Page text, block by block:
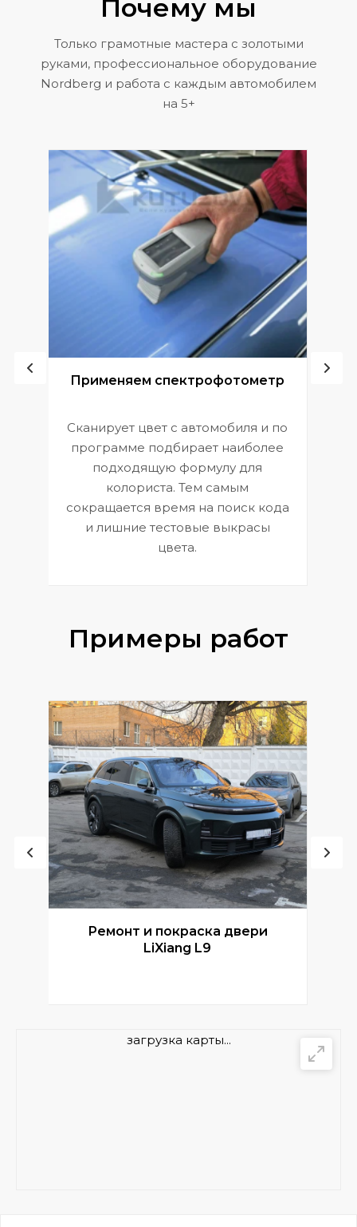
Почему мы
Только грамотные мастера с золотыми
руками, профессиональное оборудование
Nordberg и работа с каждым автомобилем
на 5+
Применяем спектрофотометр
Сканирует цвет с автомобиля и по
программе подбирает наиболее
подходящую формулу для
колориста. Тем самым
сокращается время на поиск кода
и лишние тестовые выкрасы
цвета.
Примеры работ
Ремонт и покраска двери
LiXiang L9
загрузка карты...